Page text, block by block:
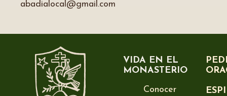
abadialocal@gmail.com
VIDA EN EL
MONASTERIO
Conocer